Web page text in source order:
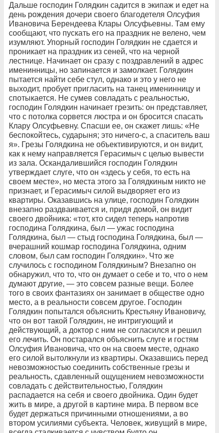
Дальше господин Голядкин садится в экипаж и едет на
день рождения дочери своего благодетеля Олсуфия
Ивановича Берендеева Клары Олсуфьевны. Там ему
сообщают, что пускать его на праздник не велено, чем
изумляют. Упорный господин Голядкин не сдается и
проникает на праздник из сеней, что на черной
лестнице. Начинает он сразу с поздравлений в адрес
именинницы, но запинается и замолкает. Голядкин
пытается найти себе стул, однако и это у него не
выходит, пробует пригласить на танец именинницу и
спотыкается. Не сумев совладать с реальностью,
господин Голядкин начинает грезить: он представляет,
что с потолка сорвется люстра и он бросится спасать
Клару Олсуфьевну. Спасши ее, он скажет лишь: «Не
беспокойтесь, сударыня; это ничего-с, а спаситель ваш
я». Грезы Голядкина не объективируются, и он видит,
как к нему направляется Герасимыч с целью вывести
из зала. Оскандалившийся господин Голядкин
утверждает слуге, что он «здесь у себя, то есть на
своем месте», но места этого за Голядкиным никто не
признает, и Герасимыч силой выдворяет его из
квартиры. Оказавшись на улице, господин Голядкин
внезапно раздваивается и, придя домой, он видит
своего двойника: «тот, кто сидел теперь напротив
господина Голядкина, был — ужас господина
Голядкина, был — стыд господина Голядкина, был —
вчерашний кошмар господина Голядкина, одним
словом, был сам господин Голядкин». Что же
случилось с господином Голядкиным? Внезапно он
обнаружил, что то, что он думает о себе и то, что о нем
думают другие, — это совсем разные вещи. Более
того в своих фантазиях он занимает в обществе одно
место, а в реальности совсем другое. Господин
Голядкин попытался объяснить Крестьяну Ивановичу,
что он вот такой Голядкин, не интригующий и
действующий, а доктор с ним не согласился и решил
его лечить. Он постарался объяснить слуге и гостям
Олсуфия Ивановича, что он на своем месте, однако
его силой вытолкнули из квартиры. Оказавшись перед
невозможностью соединить собственные грезы и
реальность, сдавленный ощущением невозможности
совладать с действительностью, Голядкин
распадается на себя и своего двойника. Один будет
жить в мире, а другой в картине мира. В первом все
будет держаться причинными отношениями, а во
втором усилиями субъекта. Человек, живущий в мире,